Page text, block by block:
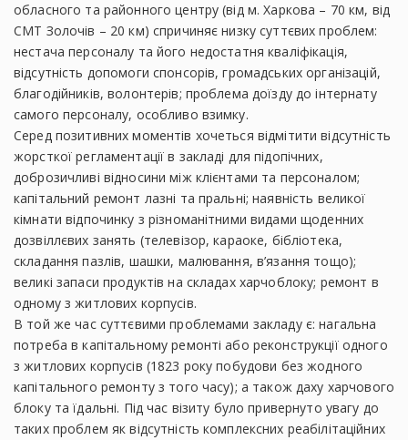
обласного та районного центру (від м. Харкова – 70 км, від
СМТ Золочів – 20 км) спричиняє низку суттєвих проблем:
нестача персоналу та його недостатня кваліфікація,
відсутність допомоги спонсорів, громадських організацій,
благодійників, волонтерів; проблема доїзду до інтернату
самого персоналу, особливо взимку.
Серед позитивних моментів хочеться відмітити відсутність
жорсткої регламентації в закладі для підопічних,
доброзичливі відносини між клієнтами та персоналом;
капітальний ремонт лазні та пральні; наявність великої
кімнати відпочинку з різноманітними видами щоденних
дозвіллєвих занять (телевізор, караоке, бібліотека,
складання пазлів, шашки, малювання, в’язання тощо);
великі запаси продуктів на складах харчоблоку; ремонт в
одному з житлових корпусів.
В той же час суттєвими проблемами закладу є: нагальна
потреба в капітальному ремонті або реконструкції одного
з житлових корпусів (1823 року побудови без жодного
капітального ремонту з того часу); а також даху харчового
блоку та їдальні. Під час візиту було привернуто увагу до
таких проблем як відсутність комплексних реабілітаційних